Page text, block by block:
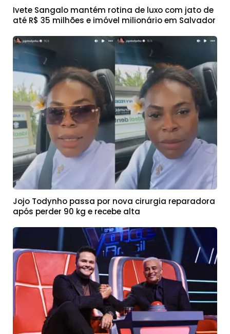
Ivete Sangalo mantém rotina de luxo com jato de
até R$ 35 milhões e imóvel milionário em Salvador
Jojo Todynho passa por nova cirurgia reparadora
após perder 90 kg e recebe alta